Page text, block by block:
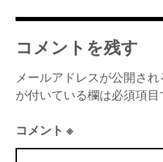
稿
ナ
ビ
ゲ
ー
シ
ョ
コメントを残す
メールアドレスが公開され
が付いている欄は必須項目
コメント※